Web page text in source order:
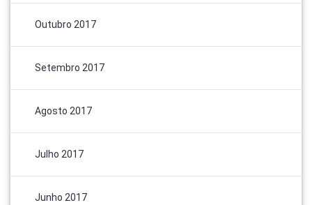
Outubro 2017
Setembro 2017
Agosto 2017
Julho 2017
Junho 2017